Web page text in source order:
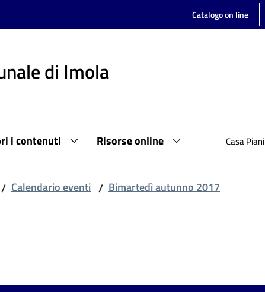
Catalogo on line
di Imola
i contenuti Risorse online Casa Piani
/ Calendario eventi / Bimartedì autunno 2017